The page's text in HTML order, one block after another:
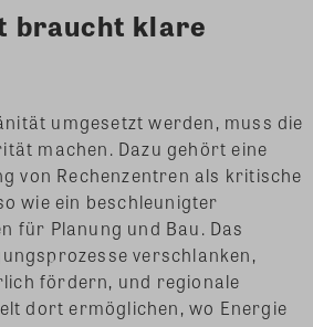
braucht klare
umgesetzt werden, muss die
machen. Dazu gehört eine
von Rechenzentren als kritische
wie ein beschleunigter
für Planung und Bau. Das
verschlanken,
fördern, und regionale
dort ermöglichen, wo Energie